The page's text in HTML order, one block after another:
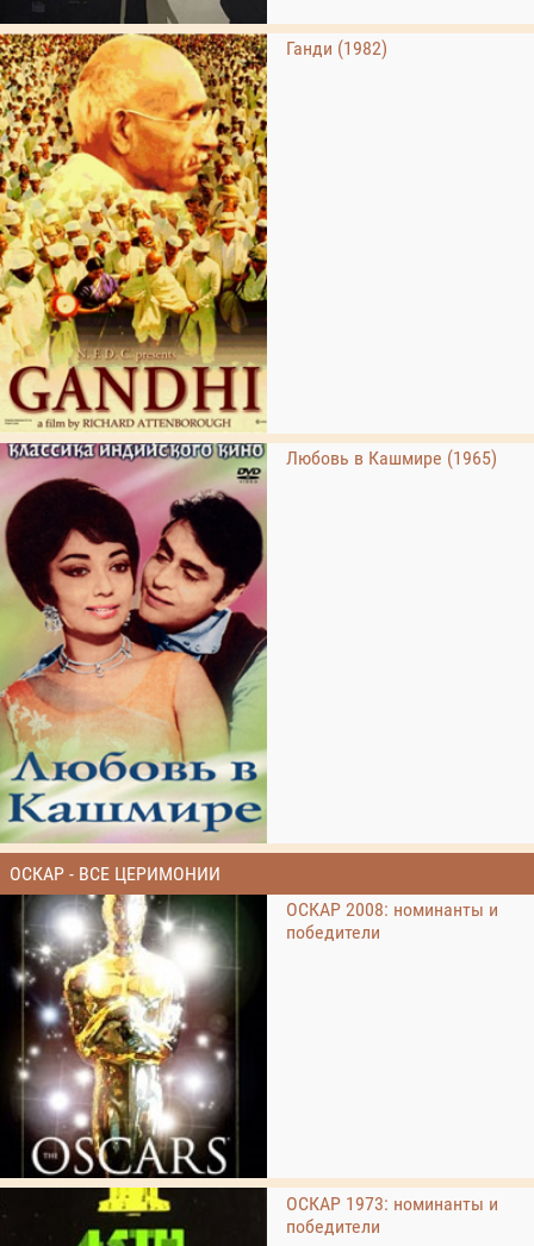
Ганди (1982)
Любовь в Кашмире (1965)
ОСКАР - ВСЕ ЦЕРИМОНИИ
ОСКАР 2008: номинанты и
победители
ОСКАР 1973: номинанты и
победители